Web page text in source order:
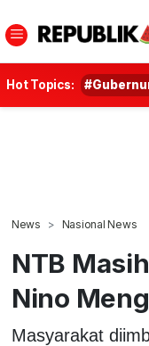
Hot Topics:
News Nasional News
NTB
Nino
Masyarakat